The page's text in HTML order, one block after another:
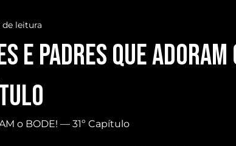
e PADRES que
de leitura
o BODE! — 31º Capítulo